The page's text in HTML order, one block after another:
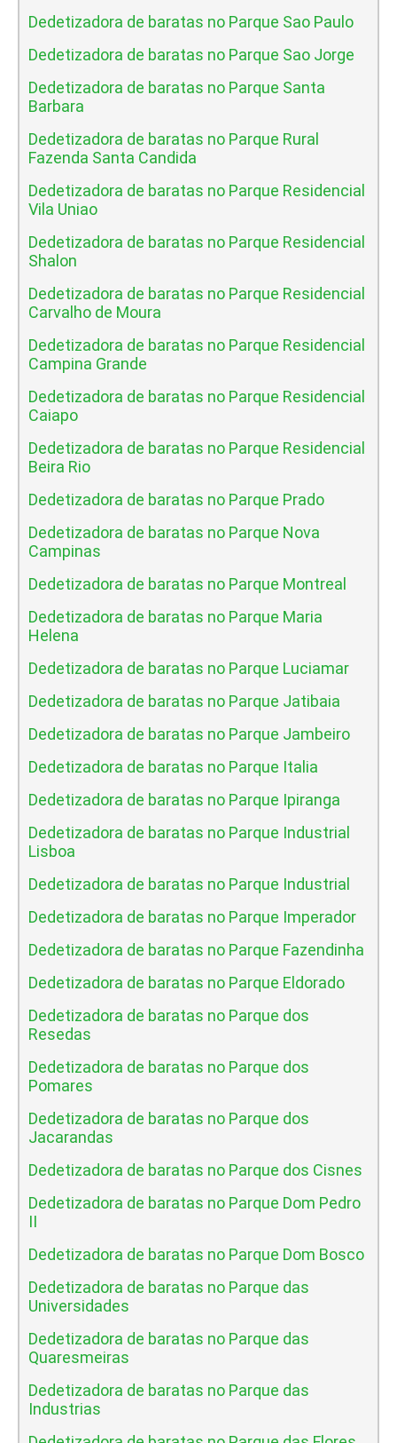
Dedetizadora de baratas no Parque Sao Paulo
Dedetizadora de baratas no Parque Sao Jorge
Dedetizadora de baratas no Parque Santa
Barbara
Dedetizadora de baratas no Parque Rural
Fazenda Santa Candida
Dedetizadora de baratas no Parque Residencial
Vila Uniao
Dedetizadora de baratas no Parque Residencial
Shalon
Dedetizadora de baratas no Parque Residencial
Carvalho de Moura
Dedetizadora de baratas no Parque Residencial
Campina Grande
Dedetizadora de baratas no Parque Residencial
Caiapo
Dedetizadora de baratas no Parque Residencial
Beira Rio
Dedetizadora de baratas no Parque Prado
Dedetizadora de baratas no Parque Nova
Campinas
Dedetizadora de baratas no Parque Montreal
Dedetizadora de baratas no Parque Maria
Helena
Dedetizadora de baratas no Parque Luciamar
Dedetizadora de baratas no Parque Jatibaia
Dedetizadora de baratas no Parque Jambeiro
Dedetizadora de baratas no Parque Italia
Dedetizadora de baratas no Parque Ipiranga
Dedetizadora de baratas no Parque Industrial
Lisboa
Dedetizadora de baratas no Parque Industrial
Dedetizadora de baratas no Parque Imperador
Dedetizadora de baratas no Parque Fazendinha
Dedetizadora de baratas no Parque Eldorado
Dedetizadora de baratas no Parque dos
Resedas
Dedetizadora de baratas no Parque dos
Pomares
Dedetizadora de baratas no Parque dos
Jacarandas
Dedetizadora de baratas no Parque dos Cisnes
Dedetizadora de baratas no Parque Dom Pedro
II
Dedetizadora de baratas no Parque Dom Bosco
Dedetizadora de baratas no Parque das
Universidades
Dedetizadora de baratas no Parque das
Quaresmeiras
Dedetizadora de baratas no Parque das
Industrias